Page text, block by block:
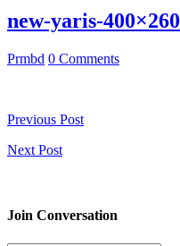
new-yaris-400×260
Prmbd 0 Comments
Previous Post
Next Post
Join Conversation